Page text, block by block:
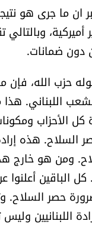
ان ما جرى هو
أميركية،
دون ضمانات.
حزب الله،
اللبناني.
كل الأحزاب
السلاح. هذه
ومن هو خارج
الباقين
حصر السلاح.
اللبنانيين